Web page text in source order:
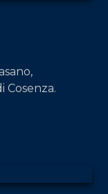
Cosenza.